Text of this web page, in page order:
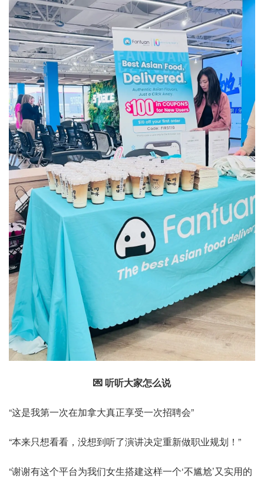
💌 听听大家怎么说
“这是我第一次在加拿大真正享受一次招聘会”
“本来只想看看，没想到听了演讲决定重新做职业规划！”
“谢谢有这个平台为我们女生搭建这样一个‘不尴尬’又实用的